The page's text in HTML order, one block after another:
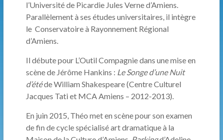
l’Université de Picardie Jules Verne d’Amiens.
Parallèlement à ses études universitaires, il intègre
le Conservatoire à Rayonnement Régional
d’Amiens.
Il débute pour L’Outil Compagnie dans une mise en
scène de Jérôme Hankins : Le Songe d’une Nuit
d’étéde William Shakespeare (Centre Culturel
Jacques Tati et MCA Amiens – 2012-2013).
En juin 2015, Théo met en scène pour son examen
de fin de cycle spécialisé art dramatique à la